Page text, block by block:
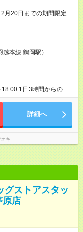
月20日までの期間限定特
～22:00 時給1400円
～17:00 時給1032円
8:00～17:00＋68円
本線 鶴岡駅）
1日3時間からの勤
実働時間が法定労働時間
詳細へ
キ
ストアスタッ
原店